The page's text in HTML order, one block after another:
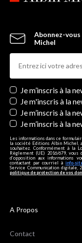
Abonnez-
Michel
Newsletters
Je m’inscris à la
Je m'inscris à la
Je m’inscris à la
Je m’inscris à la
Les informations dans ce
la société Editions Albin Michel,
souhaitez. Conformément à la
Règlement (UE) 2016/679,
d’opposition aux informations
contactant par courriel à info-
Service Communication digitale,
politique de protection de vos
A Propos
Contact